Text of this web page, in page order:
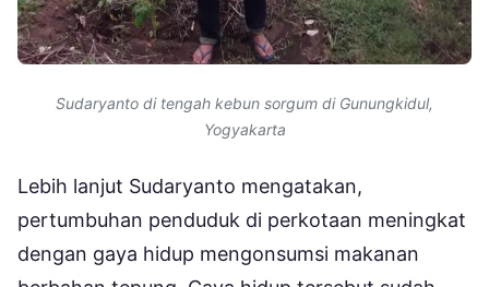
Sudaryanto di tengah kebun sorgum di Gunungkidul,
Yogyakarta
Lebih lanjut Sudaryanto mengatakan,
pertumbuhan penduduk di perkotaan meningkat
dengan gaya hidup mengonsumsi makanan